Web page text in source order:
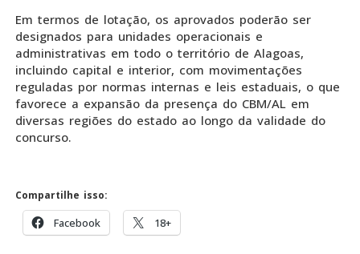
Em termos de lotação, os aprovados poderão ser
designados para unidades operacionais e
administrativas em todo o território de Alagoas,
incluindo capital e interior, com movimentações
reguladas por normas internas e leis estaduais, o que
favorece a expansão da presença do CBM/AL em
diversas regiões do estado ao longo da validade do
concurso.
Compartilhe isso:
Facebook 18+